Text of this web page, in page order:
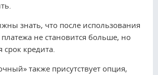
знать, что после использования
платежа не становится больше, но
срок кредита.
также присутствует опция,